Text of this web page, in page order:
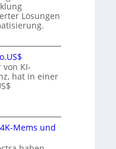
Lösungen
KI-
hat in einer
Mems und